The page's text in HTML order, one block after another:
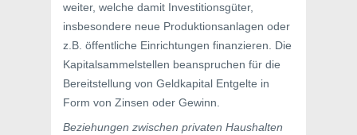
weiter, welche damit Investitionsgüter,
insbesondere neue Produktionsanlagen oder
z.B. öffentliche Einrichtungen finanzieren. Die
Kapitalsammelstellen beanspruchen für die
Bereitstellung von Geldkapital Entgelte in
Form von Zinsen oder Gewinn.
Beziehungen zwischen privaten Haushalten